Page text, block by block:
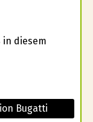
in diesem
Bugatti